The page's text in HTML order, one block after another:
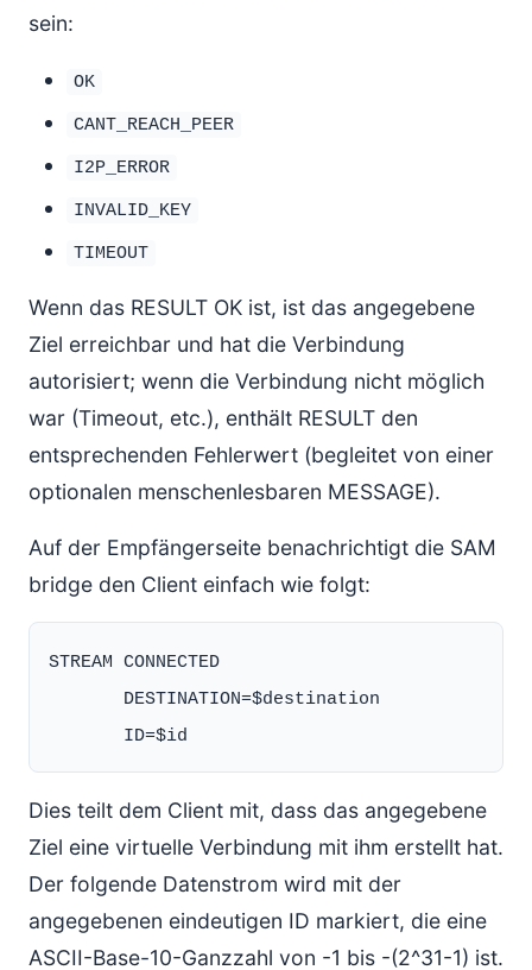
sein:
OK
CANT_REACH_PEER
I2P_ERROR
INVALID_KEY
TIMEOUT
Wenn das RESULT OK ist, ist das angegebene
Ziel erreichbar und hat die Verbindung
autorisiert; wenn die Verbindung nicht möglich
war (Timeout, etc.), enthält RESULT den
entsprechenden Fehlerwert (begleitet von einer
optionalen menschenlesbaren MESSAGE).
Auf der Empfängerseite benachrichtigt die SAM
bridge den Client einfach wie folgt:
STREAM CONNECTED
       DESTINATION=$destination
Dies teilt dem Client mit, dass das angegebene
Ziel eine virtuelle Verbindung mit ihm erstellt hat.
Der folgende Datenstrom wird mit der
angegebenen eindeutigen ID markiert, die eine
ASCII-Base-10-Ganzzahl von -1 bis -(2^31-1) ist.